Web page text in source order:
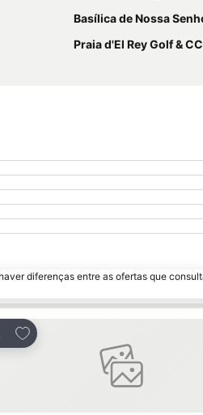
Basílica de Nossa Senhora do
Praia d'El Rey Golf & CC
diferenças entre as ofertas que
Adicionar aos favoritos